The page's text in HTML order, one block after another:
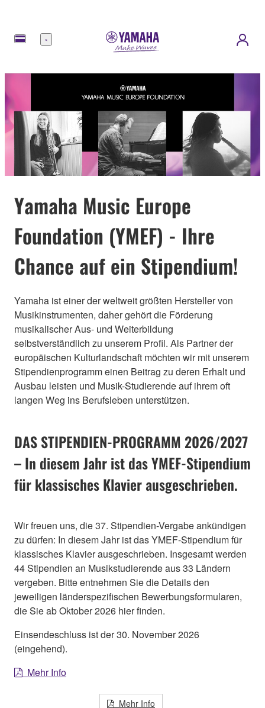
Menü
Yamaha Music Europe
Foundation (YMEF) - Ihre
Chance auf ein Stipendium!
Yamaha ist einer der weltweit größten Hersteller von
Musikinstrumenten, daher gehört die Förderung
musikalischer Aus- und Weiterbildung
selbstverständlich zu unserem Profil. Als Partner der
europäischen Kulturlandschaft möchten wir mit unserem
Stipendienprogramm einen Beitrag zu deren Erhalt und
Ausbau leisten und Musik-Studierende auf ihrem oft
langen Weg ins Berufsleben unterstützen.
DAS STIPENDIEN-PROGRAMM 2026/2027
– In diesem Jahr ist das YMEF-Stipendium
für klassisches Klavier ausgeschrieben.
Wir freuen uns, die 37. Stipendien-Vergabe ankündigen
zu dürfen: In diesem Jahr ist das YMEF-Stipendium für
klassisches Klavier ausgeschrieben. Insgesamt werden
44 Stipendien an Musikstudierende aus 33 Ländern
vergeben. Bitte entnehmen Sie die Details den
jeweiligen länderspezifischen Bewerbungsformularen,
die Sie ab Oktober 2026 hier finden.
Einsendeschluss ist der 30. November 2026
(eingehend).
Mehr Info
Mehr Info